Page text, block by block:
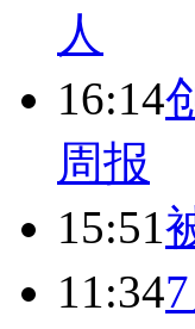
人
16:14
周报
15:51
11:34